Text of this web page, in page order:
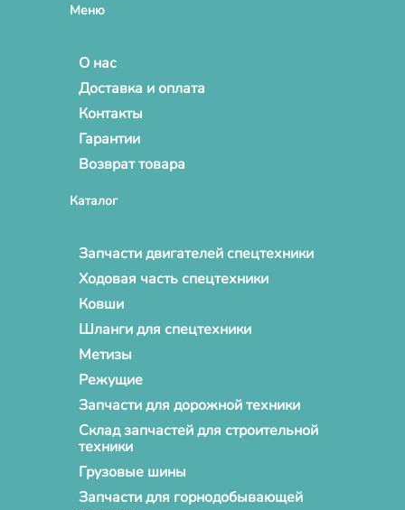
Меню
О нас
Доставка и оплата
Контакты
Гарантии
Возврат товара
Каталог
Запчасти двигателей спецтехники
Ходовая часть спецтехники
Ковши
Шланги для спецтехники
Метизы
Режущие
Запчасти для дорожной техники
Склад запчастей для строительной
техники
Грузовые шины
Запчасти для горнодобывающей